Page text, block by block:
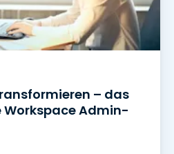
– das
Workspace Admin-